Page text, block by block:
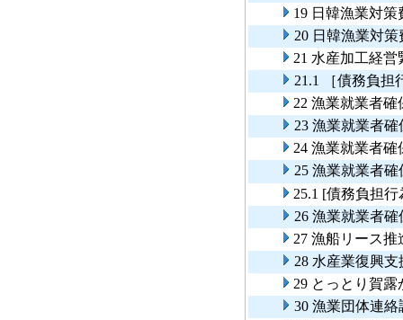
19 日韓漁業対
20 日韓漁業対
21 水産加工経
21.1 ［債務負担
22 漁業就業者
23 漁業就業者
24 漁業就業者
25 漁業就業者
25.1 [債務負担
26 漁業就業者
27 漁船リース推
28 水産業復興
29 とっとり賀
30 漁業団体連